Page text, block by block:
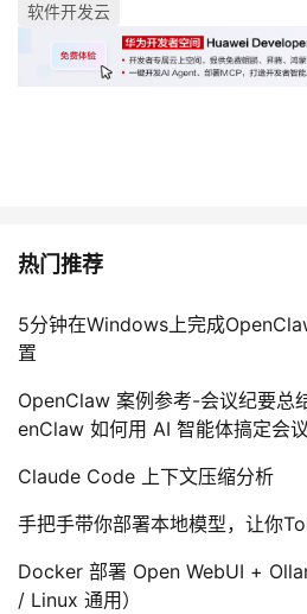
软件开发云
热门推荐
5分钟在Windows上完成
置
OpenClaw 案例参考-会议纪要总
enClaw 如何用 AI 智能体搞定会
Claude Code 上下文压缩分析
手把手带你部署本地模型，让你
Docker 部署 Open WebUI +
/ Linux 通用）